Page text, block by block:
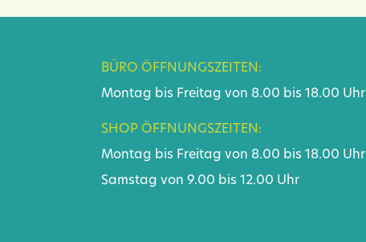
BÜRO ÖFFNUNGSZEITEN:
Montag bis Freitag von 8.00 bis 18.00 Uhr
SHOP ÖFFNUNGSZEITEN:
Montag bis Freitag von 8.00 bis 18.00 Uhr
Samstag von 9.00 bis 12.00 Uhr